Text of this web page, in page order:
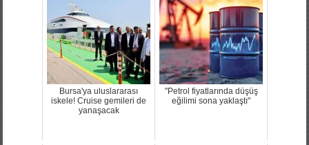
Bursa'ya uluslararası
iskele! Cruise gemileri de
yanaşacak
"Petrol fiyatlarında düşüş
eğilimi sona yaklaştı"